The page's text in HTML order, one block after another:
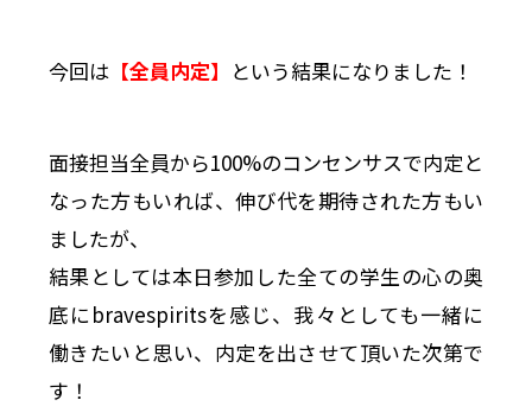
今回は【全員内定】 という結果になりました！
面接担当全員から100%のコンセンサスで内定と
なった方もいれば、伸び代を期待された方もい
ましたが、
結果としては本日参加した全ての学生の心の奥
底にbravespiritsを感じ、我々としても一緒に
働きたいと思い、内定を出させて頂いた次第で
す！